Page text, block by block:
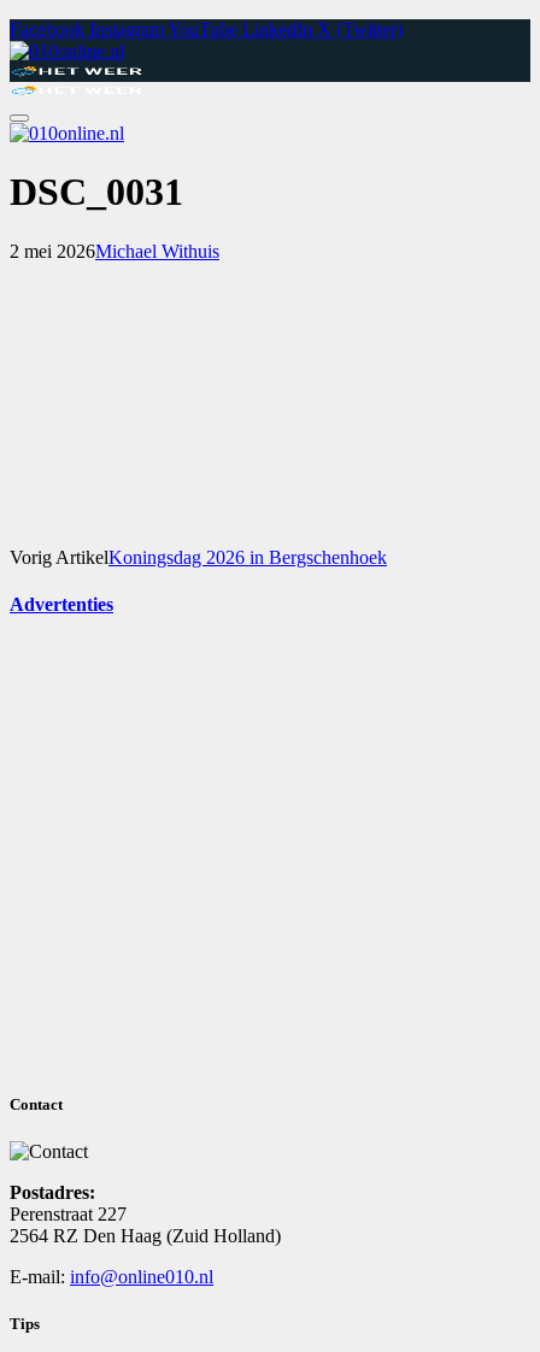
Facebook InstagramYouTube LinkedIn X (Twitter)
DSC_0031
2 mei 2026Michael Withuis
Vorig ArtikelKoningsdag 2026 in Bergschenhoek
Advertenties
Contact
Postadres:
Perenstraat 227
2564 RZ Den Haag (Zuid Holland)
E-mail: info@online010.nl
Tips